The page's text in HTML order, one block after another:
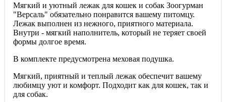
Мягкий и уютный лежак для кошек и собак Зоогурман
"Версаль" обязательно понравится вашему питомцу.
Лежак выполнен из нежного, приятного материала.
Внутри - мягкий наполнитель, который не теряет своей
формы долгое время.
В комплекте предусмотрена меховая подушка.
Мягкий, приятный и теплый лежак обеспечит вашему
любимцу уют и комфорт. Подходит как для кошек, так и
для собак.